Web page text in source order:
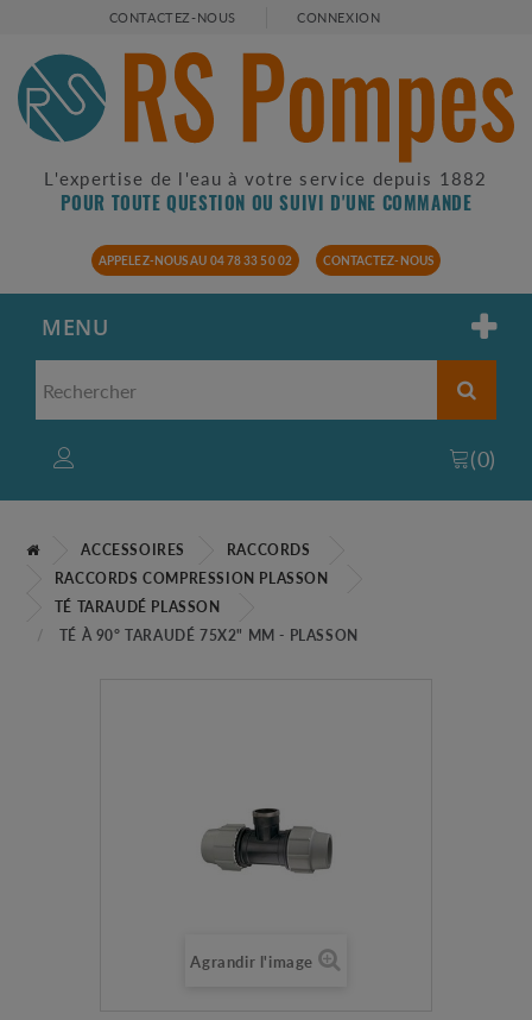
CONTACTEZ-NOUS CONNEXION
L'expertise de l'eau à votre service depuis 1882
POUR TOUTE QUESTION OU SUIVI D'UNE COMMANDE
APPELEZ-NOUS AU 04 78 33 50 02 CONTACTEZ-NOUS
MENU
(0)
ACCESSOIRES
RACCORDS
RACCORDS COMPRESSION PLASSON
TÉ TARAUDÉ PLASSON
TÉ À 90° TARAUDÉ 75X2" MM - PLASSON
Agrandir l'image